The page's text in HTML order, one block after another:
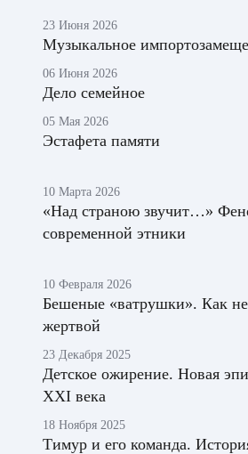
23 Июня 2026
Музыкальное
06 Июня 2026
Дело семейное
05 Мая 2026
Эстафета памяти
10 Марта 2026
«Над страною звучит…»
современной этники
10 Февраля 2026
Бешеные «ватрушки». Как не
жертвой
23 Декабря 2025
Детское ожирение. Новая
XXI века
18 Ноября 2025
Тимур и его команда.